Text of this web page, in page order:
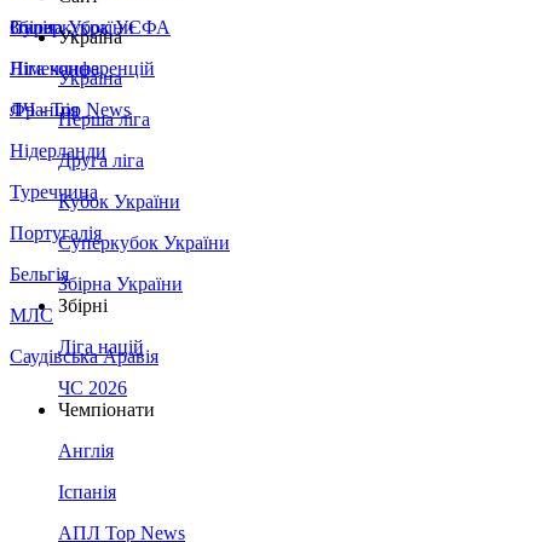
Збірна України
Італія
Німеччина
Франція
Нідерланди
Туреччина
Португалія
Бельгія
МЛС
Саудівська Аравія
Суперкубок УЄФА
Ліга конференцій
ЛЧ - Top News
Україна
Україна
Перша ліга
Друга ліга
Кубок України
Суперкубок України
Збірна України
Збірні
Ліга націй
ЧС 2026
Чемпіонати
Англія
Іспанія
АПЛ Top News